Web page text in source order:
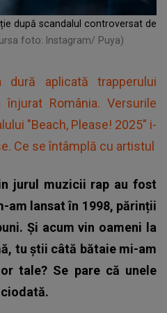
după scandalul controversat de
foto: Instagram/ Puya)
dură aplicată trapperului
România. Versurile
"Beach, Please! 2025" i-
Ce se întâmplă cu artistul
jurul muzicii rap au fost
am lansat în 1998, părinții
Și acum vin oameni la
tu știi câtă bătaie mi-am
tale? Se pare că unele